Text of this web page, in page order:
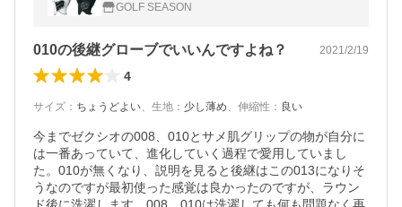
GOLF SEASON
010の後継グローブでいいんですよね？ 2021/2/19
4
サイズ ： ちょうどよい、 生地 ： 少し薄め、 伸縮性 ： 良い
今までゼクシオの008、010とサメ肌グリップの物が自分に
は一番あっていて、進化していく過程で愛用していまし
た。010が無くなり、説明を見ると後継はこの013になりそ
うなのですが最初使った感覚は良かったのですが、ラウン